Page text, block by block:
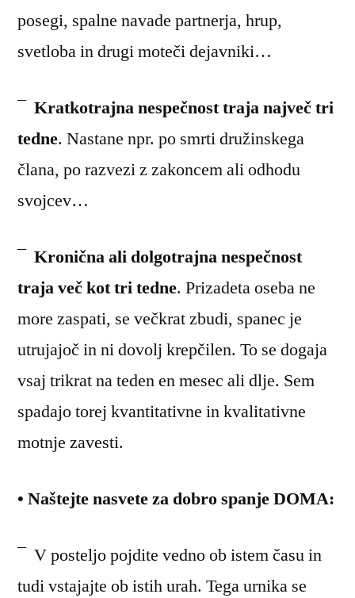
posegi, spalne navade partnerja, hrup,
svetloba in drugi moteči dejavniki…
¯ Kratkotrajna nespečnost traja največ tri
tedne. Nastane npr. po smrti družinskega
člana, po razvezi z zakoncem ali odhodu
svojcev…
¯ Kronična ali dolgotrajna nespečnost
traja več kot tri tedne. Prizadeta oseba ne
more zaspati, se večkrat zbudi, spanec je
utrujajoč in ni dovolj krepčilen. To se dogaja
vsaj trikrat na teden en mesec ali dlje. Sem
spadajo torej kvantitativne in kvalitativne
motnje zavesti.
• Naštejte nasvete za dobro spanje DOMA:
¯ V posteljo pojdite vedno ob istem času in
tudi vstajajte ob istih urah. Tega urnika se